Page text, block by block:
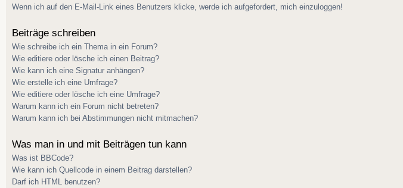
Wenn ich auf den E-Mail-Link eines Benutzers klicke, werde ich aufgefordert, mich einzuloggen!
Beiträge schreiben
Wie schreibe ich ein Thema in ein Forum?
Wie editiere oder lösche ich einen Beitrag?
Wie kann ich eine Signatur anhängen?
Wie erstelle ich eine Umfrage?
Wie editiere oder lösche ich eine Umfrage?
Warum kann ich ein Forum nicht betreten?
Warum kann ich bei Abstimmungen nicht mitmachen?
Was man in und mit Beiträgen tun kann
Was ist BBCode?
Wie kann ich Quellcode in einem Beitrag darstellen?
Darf ich HTML benutzen?